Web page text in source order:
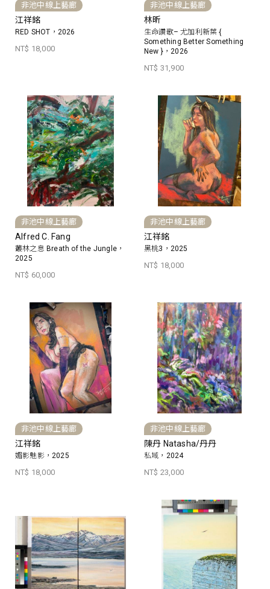
非池中線上藝廊
江祥銘
RED SHOT，2026
NT$ 18,000
非池中線上藝廊
林昕
生命讚歌– 尤加利新葉 {
Something Better Something
New }，2026
NT$ 31,900
非池中線上藝廊
Alfred C. Fang
叢林之息 Breath of the Jungle，
2025
NT$ 60,000
非池中線上藝廊
江祥銘
黑桃3，2025
NT$ 18,000
非池中線上藝廊
江祥銘
媚影魅影，2025
NT$ 18,000
非池中線上藝廊
陳丹 Natasha/丹丹
私域，2024
NT$ 23,000